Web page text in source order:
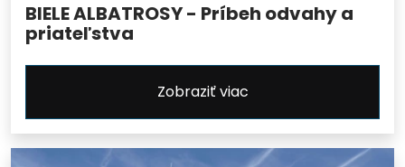
BIELE ALBATROSY - Príbeh odvahy a
priateľstva
Zobraziť viac